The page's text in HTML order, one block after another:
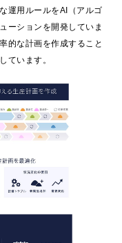
運用ルールをAI（アルゴ
ーションを開発していま
的な計画を作成すること
ています。